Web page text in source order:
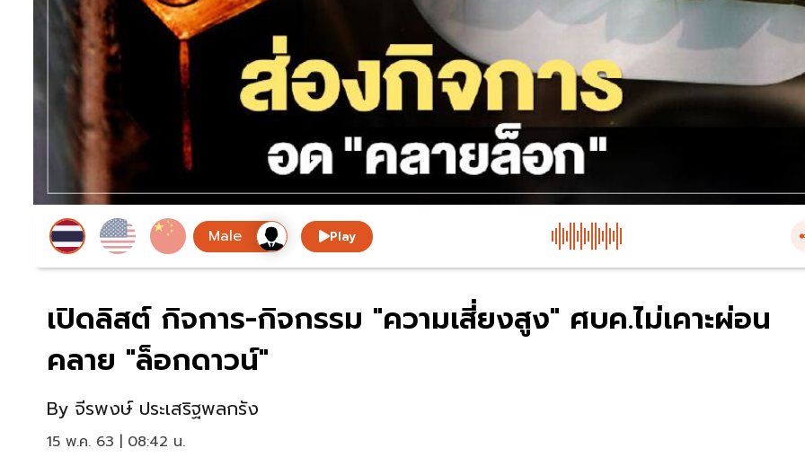
Play
เปิดลิสต์ กิจการ-กิจกรรม "ความเสี่ยงสูง" ศบค.ไม่เคาะผ่อน
คลาย "ล็อกดาวน์"
By จีรพงษ์ ประเสริฐพลกรัง
15 พ.ค. 63 | 08:42 น.